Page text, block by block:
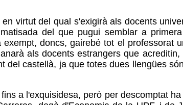
virtut del qual s'exigirà als docents
del que pugui semblar a
doncs, gairebé tot el
als docents estrangers que
del castellà, ja que totes dues llengües
a l'exquisidesa, però per descomptat